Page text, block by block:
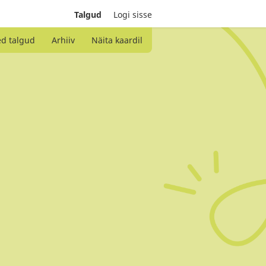
Talgud Logi sisse
talgud Arhiiv Näita kaardil